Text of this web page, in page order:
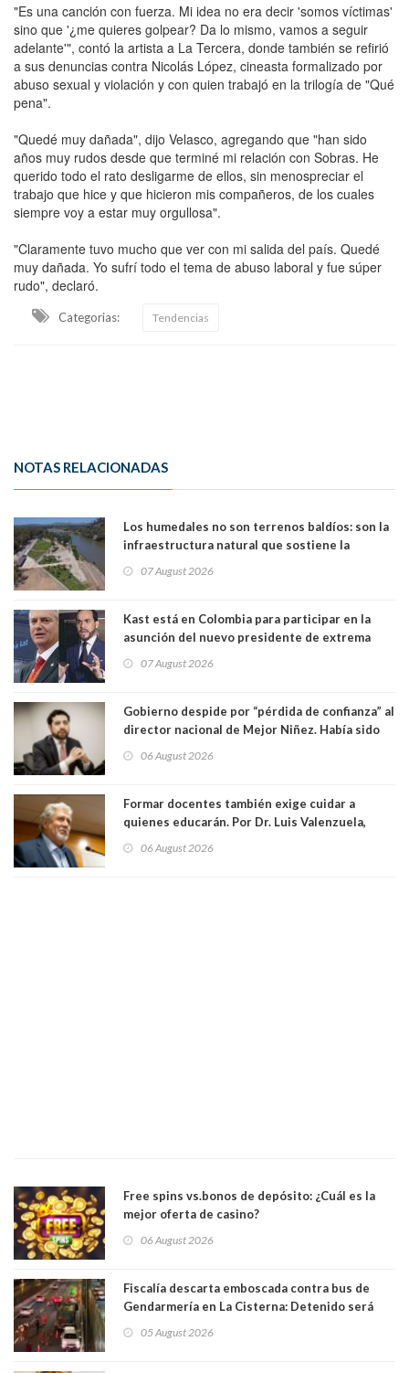
"Es una canción con fuerza. Mi idea no era decir 'somos víctimas'
sino que '¿me quieres golpear? Da lo mismo, vamos a seguir
adelante'", contó la artista a La Tercera, donde también se refirió
a sus denuncias contra Nicolás López, cineasta formalizado por
abuso sexual y violación y con quien trabajó en la trilogía de "Qué
pena".
"Quedé muy dañada", dijo Velasco, agregando que "han sido
años muy rudos desde que terminé mi relación con Sobras. He
querido todo el rato desligarme de ellos, sin menospreciar el
trabajo que hice y que hicieron mis compañeros, de los cuales
siempre voy a estar muy orgullosa".
"Claramente tuvo mucho que ver con mi salida del país. Quedé
muy dañada. Yo sufrí todo el tema de abuso laboral y fue súper
rudo", declaró.
Categorias: Tendencias
NOTAS RELACIONADAS
Los humedales no son terrenos baldíos: son la
infraestructura natural que sostiene la
07 August 2026
Kast está en Colombia para participar en la
asunción del nuevo presidente de extrema
07 August 2026
Gobierno despide por “pérdida de confianza” al
director nacional de Mejor Niñez. Había sido
06 August 2026
Formar docentes también exige cuidar a
quienes educarán. Por Dr. Luis Valenzuela,
Académicos U. Católica Silva Henríquez
06 August 2026
Free spins vs.bonos de depósito: ¿Cuál es la
mejor oferta de casino?
06 August 2026
Fiscalía descarta emboscada contra bus de
Gendarmería en La Cisterna: Detenido será
05 August 2026